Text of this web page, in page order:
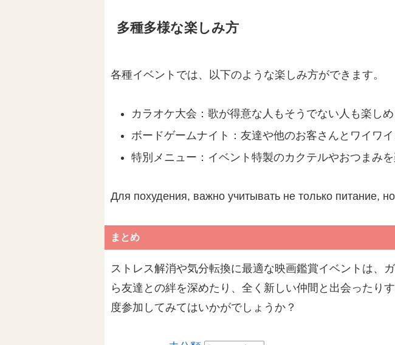
多種多様な楽しみ方
各種イベントでは、以下のような楽しみ方ができます。
カラオケ大会：歌が得意な人もそうでない人も楽し
ボードゲームナイト：友達や他のお客さんとワイワイ
特別メニュー：イベント特製のカクテルやおつまみを
Для похудения, важно учитывать не только питание,
まとめ
ストレス解消や気分転換に最適な映画鑑賞イベントは、
ら友達との絆を深めたり、全く新しい仲間と出会ったり
度参加してみてはいかがでしょうか？